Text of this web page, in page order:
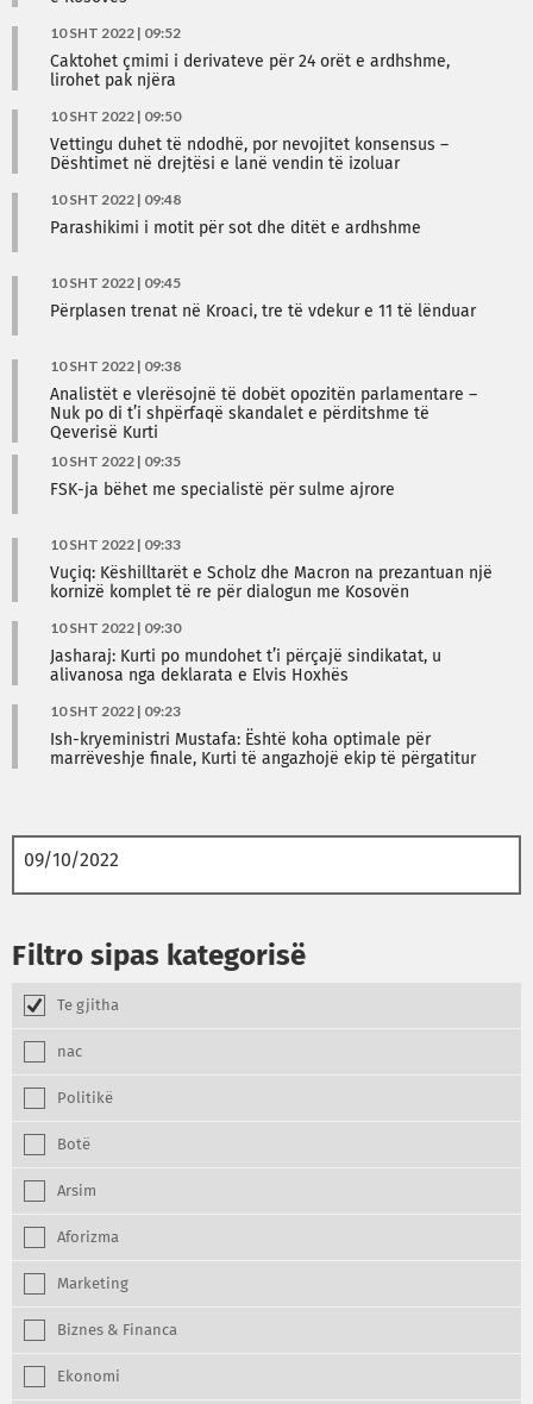
10 SHT 2022 | 09:52
Caktohet çmimi i derivateve për 24 orët e ardhshme,
lirohet pak njëra
10 SHT 2022 | 09:50
Vettingu duhet të ndodhë, por nevojitet konsensus –
Dështimet në drejtësi e lanë vendin të izoluar
10 SHT 2022 | 09:48
Parashikimi i motit për sot dhe ditët e ardhshme
10 SHT 2022 | 09:45
Përplasen trenat në Kroaci, tre të vdekur e 11 të lënduar
10 SHT 2022 | 09:38
Analistët e vlerësojnë të dobët opozitën parlamentare –
Nuk po di t’i shpërfaqë skandalet e përditshme të
Qeverisë Kurti
10 SHT 2022 | 09:35
FSK-ja bëhet me specialistë për sulme ajrore
10 SHT 2022 | 09:33
Vuçiq: Këshilltarët e Scholz dhe Macron na prezantuan një
kornizë komplet të re për dialogun me Kosovën
10 SHT 2022 | 09:30
Jasharaj: Kurti po mundohet t’i përçajë sindikatat, u
alivanosa nga deklarata e Elvis Hoxhës
10 SHT 2022 | 09:23
Ish-kryeministri Mustafa: Është koha optimale për
marrëveshje finale, Kurti të angazhojë ekip të përgatitur
Filtro sipas kategorisë
Te gjitha
nac
Politikë
Botë
Arsim
Aforizma
Marketing
Biznes & Financa
Ekonomi